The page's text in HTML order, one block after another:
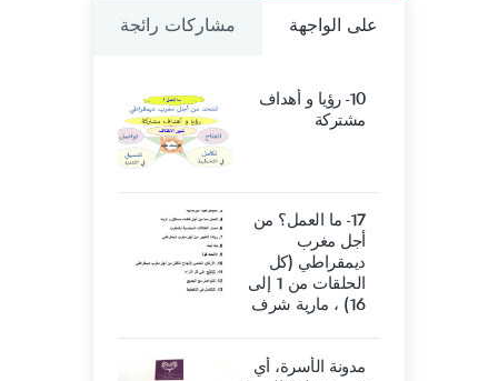
على الواجهة مشاركات رائجة
10- رؤيا و أهداف
مشتركة
17- ما العمل؟ من
أجل مغرب
ديمقراطي (كل
الحلقات من 1 إلى
16) ، مارية شرف
مدونة الأسرة، أي